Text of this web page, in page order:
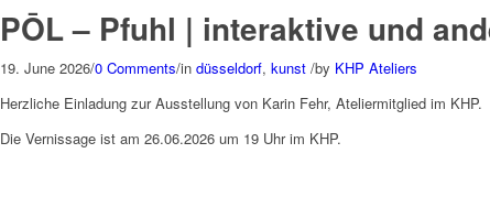
PŌL – Pfuhl | interaktive und
19. June 2026/0 Comments/in düsseldorf, kunst /by KHP Ateliers
Herzliche Einladung zur Ausstellung von Karin Fehr, Ateliermitglied im KHP.
Die Vernissage ist am 26.06.2026 um 19 Uhr im KHP.